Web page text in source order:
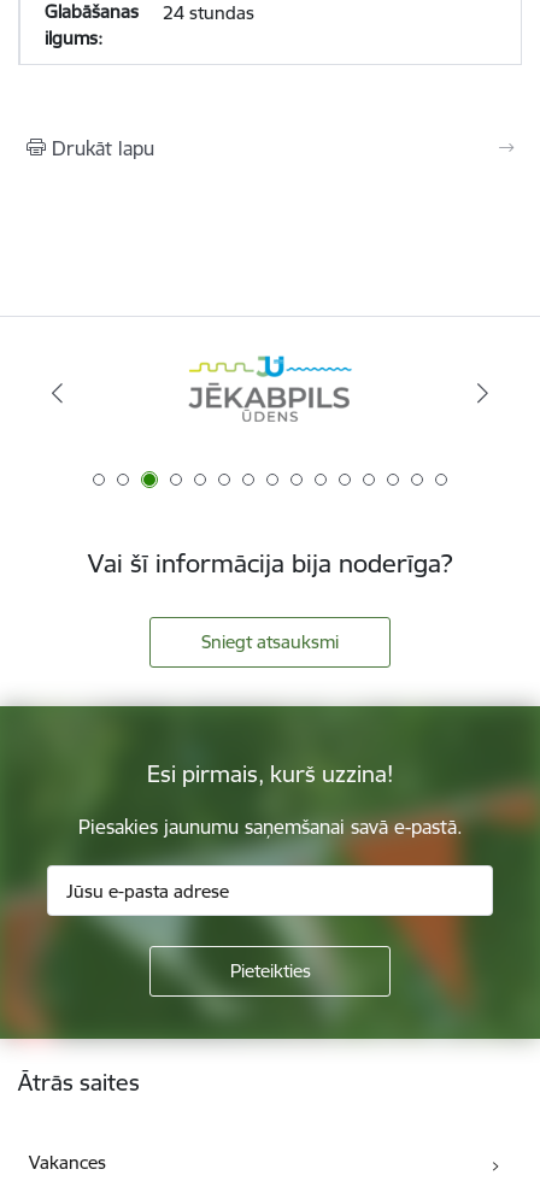
24 stundas
Drukāt lapu
Vai šī informācija bija noderīga?
Sniegt atsauksmi
Esi pirmais, kurš uzzina!
Piesakies jaunumu saņemšanai savā e-pastā.
Kājene
Ātrās saites
Vakances